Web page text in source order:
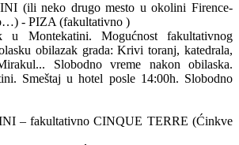
(ili neko drugo mesto u okolini Firence-
- PIZA (fakultativno )
u Montekatini. Mogućnost fakultativnog
obilazak grada: Krivi toranj, katedrala,
Slobodno vreme nakon obilaska.
Smeštaj u hotel posle 14:00h. Slobodno
– fakultativno CINQUE TERRE (Ćinkve